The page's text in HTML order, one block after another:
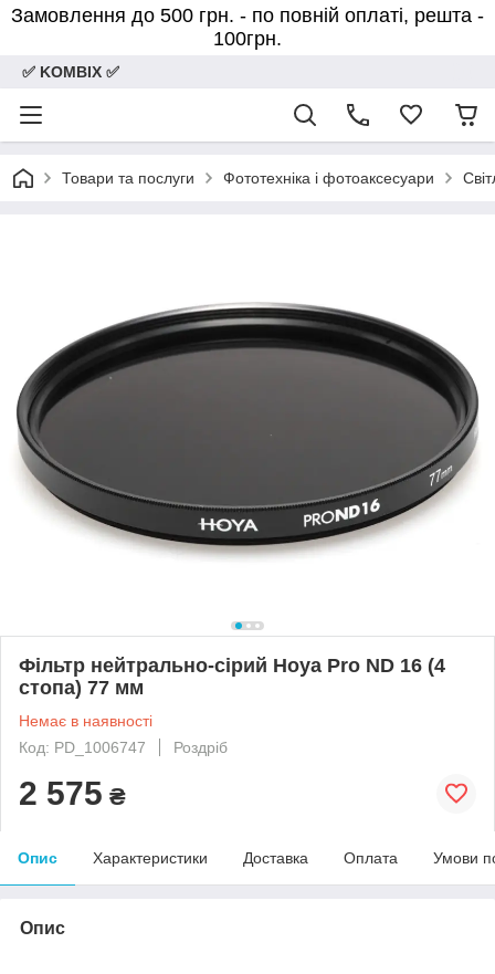
Замовлення до 500 грн. - по повній оплаті, решта -
100грн.
✅ KOMBIX ✅
Товари та послуги Фототехніка і фотоаксесуари
Фільтр нейтрально-сірий Hoya Pro ND 16 (4
стопа) 77 мм
Немає в наявності
Код: PD_1006747
Роздріб
2 575 ₴
Опис Характеристики Доставка Оплата Умови
Опис